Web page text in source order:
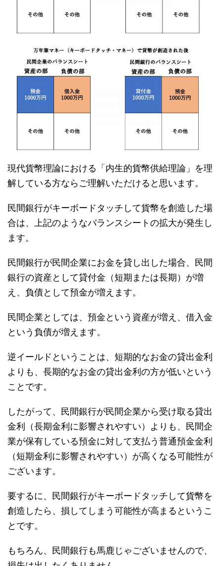
現代貨幣理論における「内生的貨幣供給理論」を理
解している方ならご理解いただけると思います。
民間銀行がキーボードタッチして貨幣を創造した場
合は、上記のようなバランスシートの拡大が発生し
ます。
民間銀行が民間企業にお金を貸し出した場合、民間
銀行の資産として貸付金（短期または長期）が増
え、負債として預金が増えます。
民間企業としては、預金という資産が増え、借入金
という負債が増えます。
逆イールドということは、短期的なお金の貸出金利
よりも、長期的なお金の貸出金利の方が低いという
ことです。
したがって、民間銀行が民間企業から受け取る貸出
金利（長期金利に影響されやすい）よりも、民間企
業が保有している預金に対して支払う普通預金金利
（短期金利に影響されやすい）が高くなる可能性が
ございます。
要するに、民間銀行がキーボードタッチして貨幣を
創造したら、損してしまう可能性が高まるというこ
とです。
もちろん、民間銀行も馬鹿じゃございませんので、